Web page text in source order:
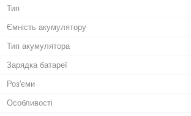
Тип
Ємність акумулятору
Тип акумулятора
Зарядка батареї
Роз'єми
Особливості